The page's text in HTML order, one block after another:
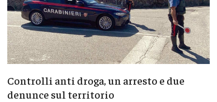
Controlli anti droga, un arresto e due
denunce sul territorio